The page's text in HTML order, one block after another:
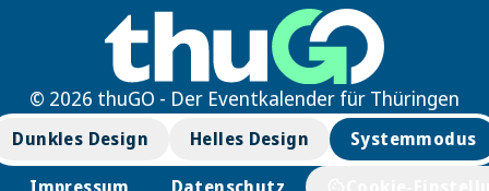
© 2026 thuGO - Der Eventkalender für Thüringen
Dunkles Design Helles Design
Systemmodus